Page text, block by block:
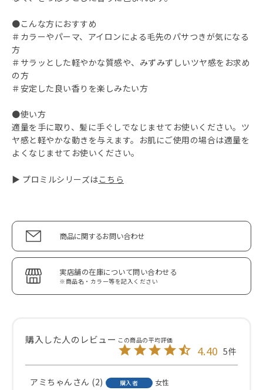
●こんな方におすすめ
＃カラーやパーマ、アイロンによる毛先のパサつきが気になる
方
＃サラッとした軽やかな質感や、みずみずしいツヤ感をお求め
の方
＃安定した良い香りを楽しみたい方
●使い方
適量を手に取り、髪に手ぐしでなじませてお使いください。ツ
ヤ感と軽やかな動きを与えます。お肌にご使用の場合は適量を
よくなじませてお使いください。
▶ プロミルシリーズはこちら
商品に関するお問い合わせ
実店舗の在庫について問い合わせる
※商品名・カラー等を記入ください
4.40 5
アミちゃん 2 購入者
女性